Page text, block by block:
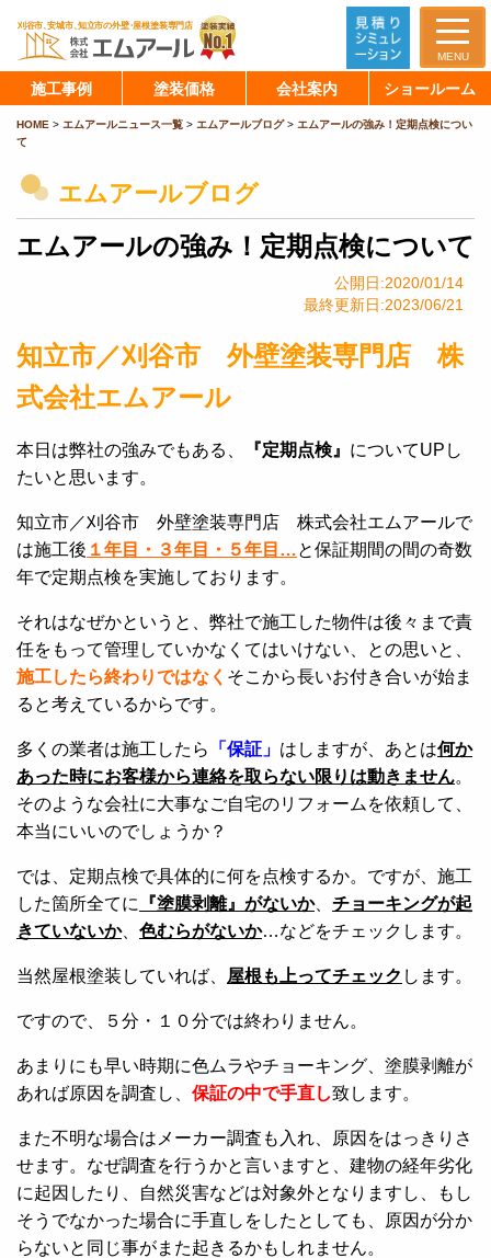
MENU
施工事例 塗装価格 会社案内 ショールーム
HOME > エムアールニュース一覧 > エムアールブログ> エムアールの強み！定期点検につい
て
エムアールブログ
エムアールの強み！定期点検について
公開日:2020/01/14
最終更新日:2023/06/21
知立市／刈谷市 外壁塗装専門店 株
式会社エムアール
本日は弊社の強みでもある、 『定期点検』 についてUPし
たいと思います。
知立市／刈谷市 外壁塗装専門店 株式会社エムアールで
は施工後 １年目・３年目・５年目…と保証期間の間の奇数
年で定期点検を実施しております。
それはなぜかというと、弊社で施工した物件は後々まで責
任をもって管理していかなくてはいけない、との思いと、
施工したら終わりではなく そこから長いお付き合いが始ま
ると考えているからです。
多くの業者は施工したら 「保証」 はしますが、あとは何か
あった時にお客様から連絡を取らない限りは動きません。
そのような会社に大事なご自宅のリフォームを依頼して、
本当にいいのでしょうか？
では、定期点検で具体的に何を点検するか。ですが、施工
した箇所全てに
『塗膜剥離』がないか、 チョーキングが起
きていないか、 色むらがないか…などをチェックします。
当然屋根塗装していれば、 屋根も上ってチェック します。
ですので、５分・１０分では終わりません。
あまりにも早い時期に色ムラやチョーキング、塗膜剥離が
あれば原因を調査し、 保証の中で手直し致します。
また不明な場合はメーカー調査も入れ、原因をはっきりさ
せます。なぜ調査を行うかと言いますと、建物の経年劣化
に起因したり、自然災害などは対象外となりますし、もし
そうでなかった場合に手直しをしたとしても、原因が分か
らないと同じ事がまた起きるかもしれません。